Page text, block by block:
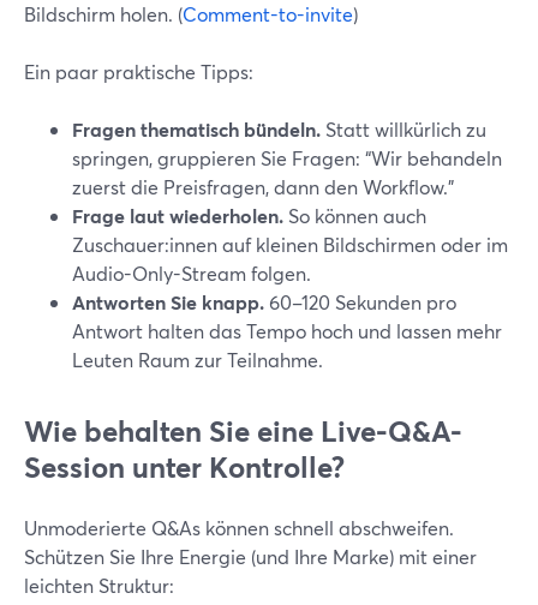
Bildschirm holen. (Comment-to-invite)
Ein paar praktische Tipps:
Fragen thematisch bündeln. Statt willkürlich zu
springen, gruppieren Sie Fragen: “Wir behandeln
zuerst die Preisfragen, dann den Workflow.”
Frage laut wiederholen. So können auch
Zuschauer:innen auf kleinen Bildschirmen oder im
Audio-Only-Stream folgen.
Antworten Sie knapp. 60–120 Sekunden pro
Antwort halten das Tempo hoch und lassen mehr
Leuten Raum zur Teilnahme.
Wie behalten Sie eine Live-Q&A-
Session unter Kontrolle?
Unmoderierte Q&As können schnell abschweifen.
Schützen Sie Ihre Energie (und Ihre Marke) mit einer
leichten Struktur: